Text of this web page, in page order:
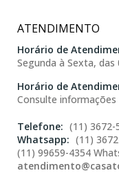
ATENDIMENTO
Horário de
Segunda à Sexta,
Horário de
Consulte informações
(11) 3672-
(11)
(11) 99659-4354